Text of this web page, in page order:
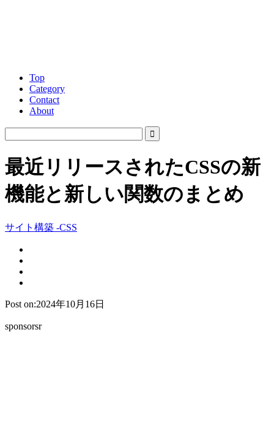
Top
Category
Contact
About
最近リリースされたCSSの新
機能と新しい関数のまとめ
サイト構築 -CSS
Post on:2024年10月16日
sponsorsr